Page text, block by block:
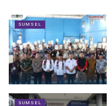
SUMSEL
SUMSEL